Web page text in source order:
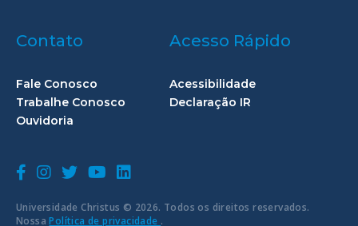
Universidade Christus © 2026. Todos os direitos reservados.
NossaPolítica de privacidade .
Contato
Fale Conosco
Trabalhe Conosco
Ouvidoria
Acesso Rápido
Acessibilidade
Declaração IR